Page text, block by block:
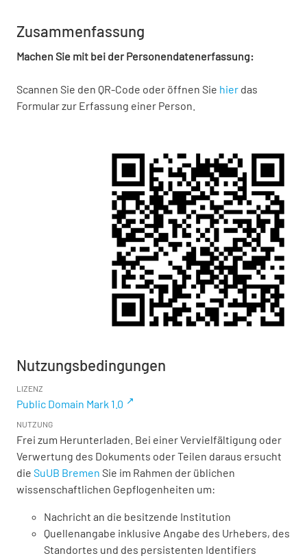
Zusammenfassung
Machen Sie mit bei der Personendatenerfassung:
Scannen Sie den QR-Code oder öffnen Sie hier das
Formular zur Erfassung einer Person.
Nutzungsbedingungen
LIZENZ
Public Domain Mark 1.0
NUTZUNG
Frei zum Herunterladen. Bei einer Vervielfältigung oder
Verwertung des Dokuments oder Teilen daraus ersucht
die SuUB Bremen Sie im Rahmen der üblichen
wissenschaftlichen Gepflogenheiten um:
Nachricht an die besitzende Institution
Quellenangabe inklusive Angabe des Urhebers, des
Standortes und des persistenten Identifiers